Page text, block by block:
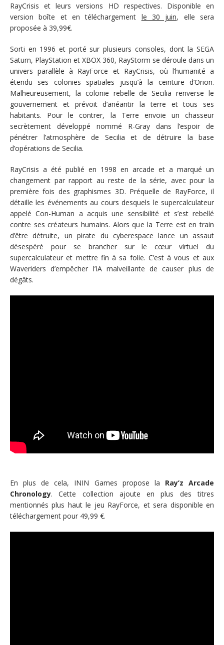
RayCrisis et leurs versions HD respectives. Disponible en
version boîte et en téléchargement le 30 juin, elle sera
proposée à 39,99€.
Sorti en 1996 et porté sur plusieurs consoles, dont la SEGA
Saturn, PlayStation et XBOX 360, RayStorm se déroule dans un
univers parallèle à RayForce et RayCrisis, où l’humanité a
étendu ses colonies spatiales jusqu’à la ceinture d’Orion.
Malheureusement, la colonie rebelle de Secilia renverse le
gouvernement et prévoit d’anéantir la terre et tous ses
habitants. Pour le contrer, la Terre envoie un chasseur
secrètement développé nommé R-Gray dans l’espoir de
pénétrer l’atmosphère de Secilia et de détruire la base
d’opérations de Secilia.
RayCrisis a été publié en 1998 en arcade et a marqué un
changement par rapport au reste de la série, avec pour la
première fois des graphismes 3D. Préquelle de RayForce, il
détaille les événements au cours desquels le supercalculateur
appelé Con-Human a acquis une sensibilité et s’est rebellé
contre ses créateurs humains. Alors que la Terre est en train
d’être détruite, un pirate du cyberespace lance un assaut
désespéré pour se brancher sur le cœur virtuel du
supercalculateur et mettre fin à sa folie. C’est à vous et aux
Waveriders d’empêcher l’IA malveillante de causer plus de
dégâts.
En plus de cela, ININ Games propose la Ray’z Arcade
Chronology. Cette collection ajoute en plus des titres
mentionnés plus haut le jeu RayForce, et sera disponible en
téléchargement pour 49,99 €.